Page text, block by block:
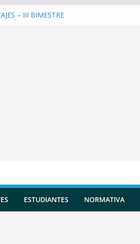
– III BIMESTRE
ESTUDIANTES NORMATIVA